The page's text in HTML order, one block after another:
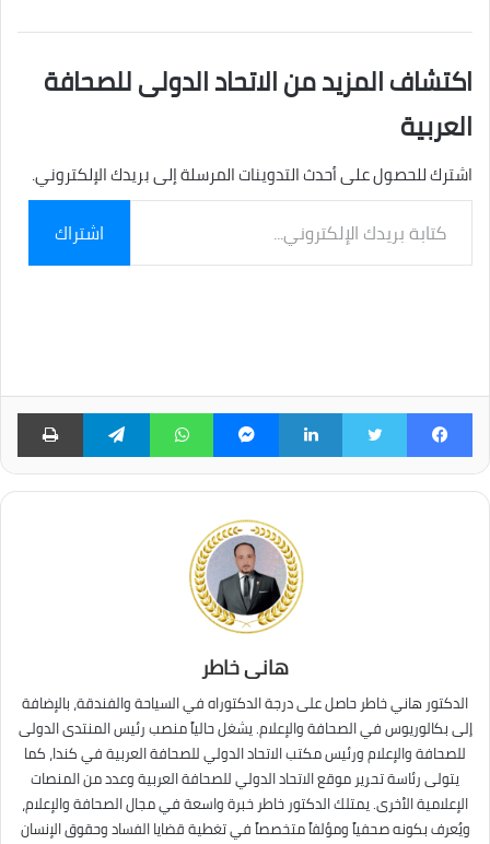
اكتشاف المزيد من الاتحاد الدولى للصحافة
العربية
اشترك للحصول على أحدث التدوينات المرسلة إلى بريدك الإلكتروني.
بريدك
الإلكتروني...
اشتراك
فيسبوك لينكدإن ماسنجر واتساب تيلقرام
هانى خاطر
الدكتور هاني خاطر حاصل على درجة الدكتوراه في السياحة والفندقة، بالإضافة
إلى بكالوريوس في الصحافة والإعلام. يشغل حالياً منصب رئيس المنتدى الدولى
للصحافة والإعلام ورئيس مكتب الاتحاد الدولي للصحافة العربية في كندا، كما
يتولى رئاسة تحرير موقع الاتحاد الدولي للصحافة العربية وعدد من المنصات
الإعلامية الأخرى. يمتلك الدكتور خاطر خبرة واسعة في مجال الصحافة والإعلام،
ويُعرف بكونه صحفياً ومؤلفاً متخصصاً في تغطية قضايا الفساد وحقوق الإنسان